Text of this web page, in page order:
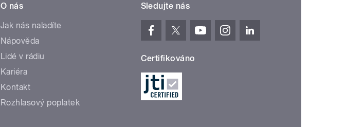
O nás
Jak nás naladíte
Nápověda
Lidé v rádiu
Kariéra
Kontakt
Rozhlasový poplatek
Sledujte nás
Certifikováno